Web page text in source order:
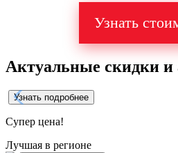
Узнать
Актуальные скидки и
Узнать подробнее
Супер цена!
Лучшая в регионе